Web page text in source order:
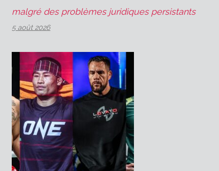
malgré des problèmes juridiques persistants
5 août 2026